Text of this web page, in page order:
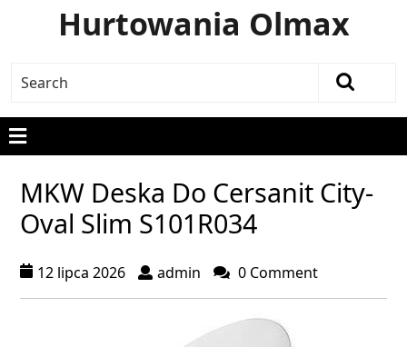
Hurtowania Olmax
MKW Deska Do Cersanit City-
Oval Slim S101R034
12 lipca 2026 admin 0 Comment